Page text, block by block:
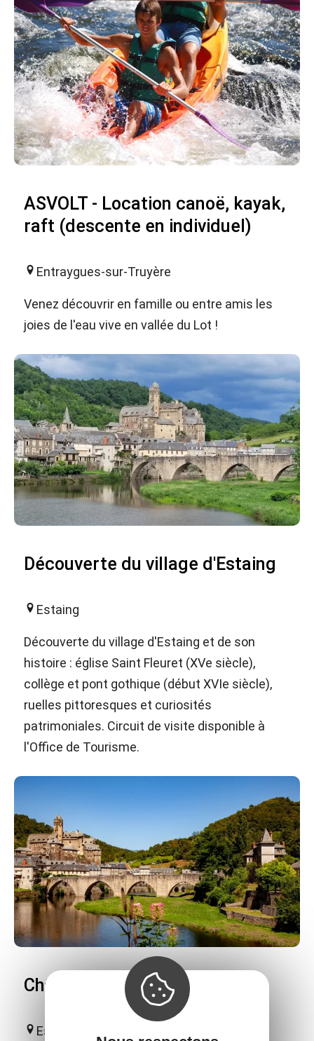
ASVOLT - Location canoë, kayak,
raft (descente en individuel)
Entraygues-sur-Truyère
Venez découvrir en famille ou entre amis les
joies de l'eau vive en vallée du Lot !
Découverte du village d'Estaing
Estaing
Découverte du village d'Estaing et de son
histoire : église Saint Fleuret (XVe siècle),
collège et pont gothique (début XVIe siècle),
ruelles pittoresques et curiosités
patrimoniales. Circuit de visite disponible à
l'Office de Tourisme.
Château d'Estaing
Estaing